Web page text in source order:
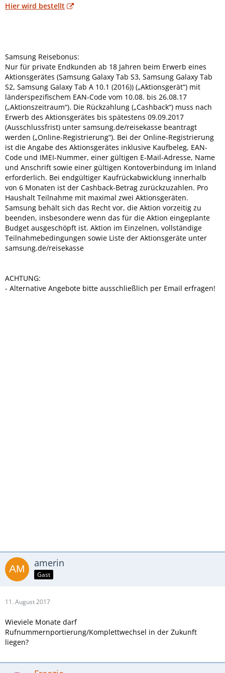
Hier wird bestellt
Samsung Reisebonus:
Nur für private Endkunden ab 18 Jahren beim Erwerb eines
Aktionsgerätes (Samsung Galaxy Tab S3, Samsung Galaxy Tab
S2, Samsung Galaxy Tab A 10.1 (2016)) („Aktionsgerät“) mit
länderspezifischem EAN-Code vom 10.08. bis 26.08.17
(„Aktionszeitraum“). Die Rückzahlung („Cashback“) muss nach
Erwerb des Aktionsgerätes bis spätestens 09.09.2017
(Ausschlussfrist) unter samsung.de/reisekasse beantragt
werden („Online-Registrierung“). Bei der Online-Registrierung
ist die Angabe des Aktionsgerätes inklusive Kaufbeleg, EAN-
Code und IMEI-Nummer, einer gültigen E-Mail-Adresse, Name
und Anschrift sowie einer gültigen Kontoverbindung im Inland
erforderlich. Bei endgültiger Kaufrückabwicklung innerhalb
von 6 Monaten ist der Cashback-Betrag zurückzuzahlen. Pro
Haushalt Teilnahme mit maximal zwei Aktionsgeräten.
Samsung behält sich das Recht vor, die Aktion vorzeitig zu
beenden, insbesondere wenn das für die Aktion eingeplante
Budget ausgeschöpft ist. Aktion im Einzelnen, vollständige
Teilnahmebedingungen sowie Liste der Aktionsgeräte unter
samsung.de/reisekasse
ACHTUNG:
- Alternative Angebote bitte ausschließlich per Email erfragen!
amerin
Gast
11. August 2017
Wieviele Monate darf
Rufnummernportierung/Komplettwechsel in der Zukunft
liegen?